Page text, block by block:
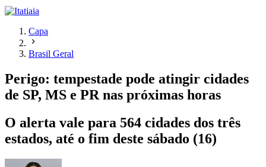
Capa
Brasil Geral
Perigo: tempestade pode atingir cidades
de SP, MS e PR nas próximas horas
O alerta vale para 564 cidades dos três
estados, até o fim deste sábado (16)